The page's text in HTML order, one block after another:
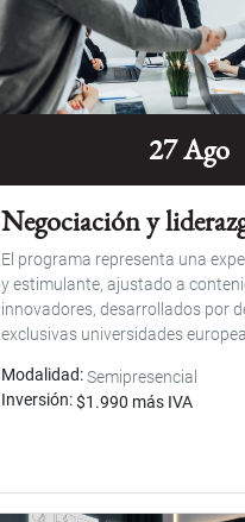
27 Ago
Negociación y
El programa representa una
y estimulante, ajustado a
innovadores, desarrollados por
exclusivas universidades
Modalidad Semipresencial
Inversión $1.990 más IVA